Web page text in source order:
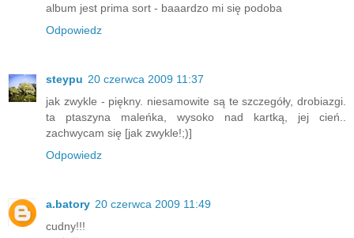
album jest prima sort - baaardzo mi się podoba
Odpowiedz
steypu 20 czerwca 2009 11:37
jak zwykle - piękny. niesamowite są te szczegóły, drobiazgi.
ta ptaszyna maleńka, wysoko nad kartką, jej cień..
zachwycam się [jak zwykle!;)]
Odpowiedz
a.batory 20 czerwca 2009 11:49
cudny!!!